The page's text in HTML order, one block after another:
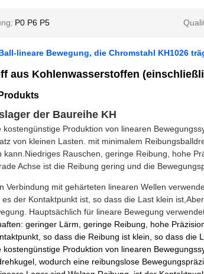
P0 P6 P5
lineare Bewegung, die Chromstahl KH1026
aus Kohlenwasserstoffen
der Baureihe KH
Produktion von linearen
von kleinen Lasten. mit minimalem
kann. Niedriges Rauschen, geringe Reibung, hohe
Achse ist die Reibung gering und die
Verbindung mit gehärteten linearen Wellen
der Kontaktpunkt ist, so dass die Last klein
Hauptsächlich für lineare Bewegung
geringer Lärm, geringe Reibung, hohe
so dass die Reibung ist klein, so dass die
kostengünstige Produktion von linearen
wodurch eine reibungslose